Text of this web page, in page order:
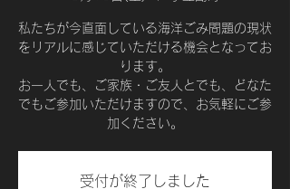
私たちが今直面している海洋ごみ問題の現状
をリアルに感じていただける機会となってお
ります。
お一人でも、ご家族・ご友人とでも、どなた
でもご参加いただけますので、お気軽にご参
加ください。
受付が終了しました